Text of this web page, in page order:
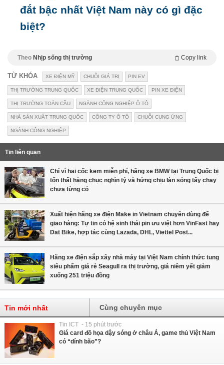
đắt bậc nhất Việt Nam này có gì đặc
biệt?
Theo Nhịp sống thị trường Copy link
TỪ KHÓA XE ĐIỆN MỸ CHUỖI GIÁ TRỊ PIN EV
THỊ TRƯỜNG TRUNG QUỐC XE ĐIỆN TRUNG QUỐC PIN XE ĐIỆN
THỊ TRƯỜNG TOÀN CẦU NGÀNH CÔNG NGHIỆP Ô TÔ
NHÀ SẢN XUẤT TRUNG QUỐC CÔNG TY Ô TÔ CHUỖI CUNG ỨNG
NGÀNH CÔNG NGHIỆP
Tin liên quan
Chỉ vì hai cốc kem miễn phí, hãng xe BMW tại Trung Quốc bị
tổn thất hàng chục nghìn tỷ và hứng chịu làn sóng tẩy chay
chưa từng có
Xuất hiện hãng xe điện Make in Vietnam chuyên dùng để
giao hàng: Tự tin có hệ sinh thái pin ưu việt hơn VinFast hay
Dat Bike, hợp tác cùng Lazada, DHL, Viettel Post...
Hãng xe điện sắp xây nhà máy tại Việt Nam chính thức tung
siêu phẩm giá rẻ Seagull ra thị trường, giá niêm yết giảm
xuống 251 triệu đồng
Tin mới nhất Cùng chuyên mục
Tin ICT - 15 phút trước
Giá card đồ họa dậy sóng ở châu Á, game thủ Việt Nam
có “dính bão”?